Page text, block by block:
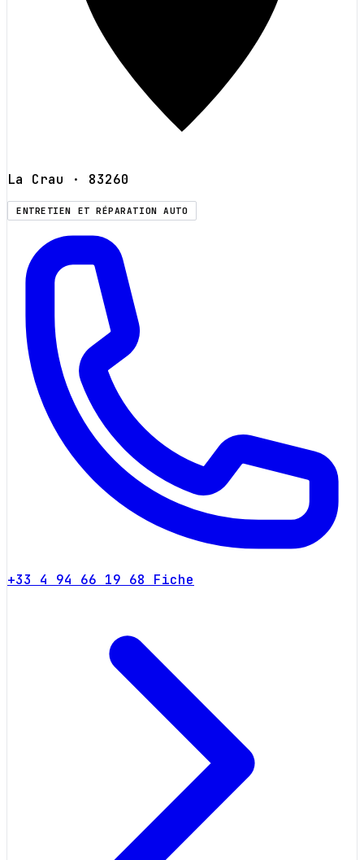
La Crau · 83260
ENTRETIEN ET RÉPARATION AUTO
+33 4 94 66 19 68 Fiche